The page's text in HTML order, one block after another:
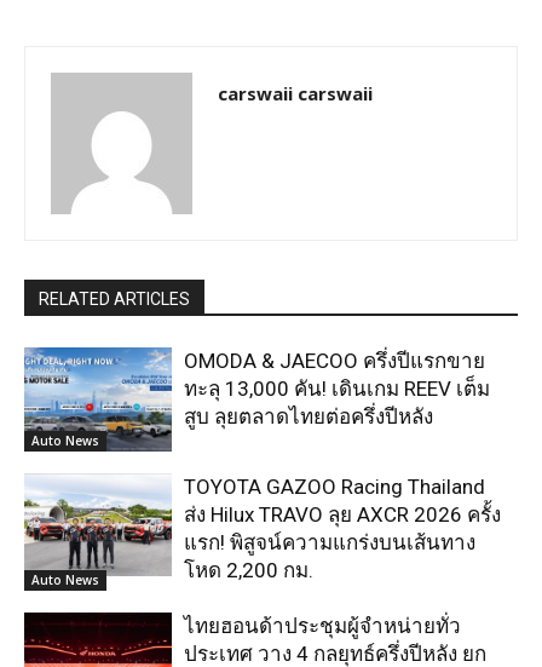
carswaii carswaii
RELATED ARTICLES
Auto News
OMODA & JAECOO ครึ่งปีแรกขาย
ทะลุ 13,000 คัน! เดินเกม REEV เต็ม
สูบ ลุยตลาดไทยต่อครึ่งปีหลัง
Auto News
TOYOTA GAZOO Racing Thailand
ส่ง Hilux TRAVO ลุย AXCR 2026 ครั้ง
แรก! พิสูจน์ความแกร่งบนเส้นทาง
โหด 2,200 กม.
ไทยฮอนด้าประชุมผู้จำหน่ายทั่ว
ประเทศ วาง 4 กลยุทธ์ครึ่งปีหลัง ยก